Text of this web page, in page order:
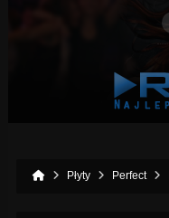
Płyty Perfect